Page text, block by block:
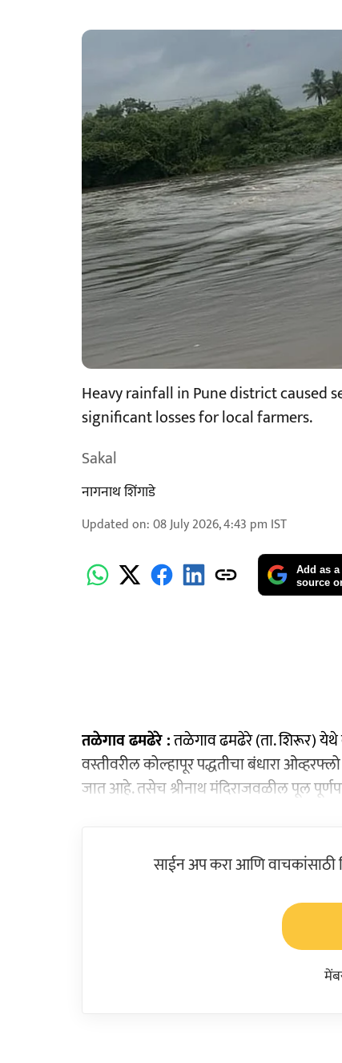
Heavy rainfall in Pune district caused
significant losses for local farmers.
Sakal
नागनाथ शिंगाडे
Updated on:08 July 2026, 4:43 pm IST
Add as
source
तळेगाव ढमढेरे :तळेगाव ढमढेरे (ता. शिरूर) येथे
वस्तीवरील कोल्हापूर पद्धतीचा बंधारा
जात आहे. तसेच श्रीनाथ मंदिराजवळील पूल
साईन अप करा आणि वाचकांसाठी